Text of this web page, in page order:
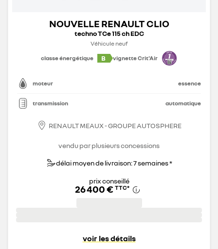
NOUVELLE RENAULT CLIO
techno TCe 115 ch EDC
Véhicule neuf
classe énergétique
B vignette Crit'Air
moteur essence
transmission automatique
RENAULT MEAUX - GROUPE AUTOSPHERE
vendu par plusieurs concessions
délai moyen de livraison: 7 semaines *
prix conseillé
26 400 € TTC*
voir les détails